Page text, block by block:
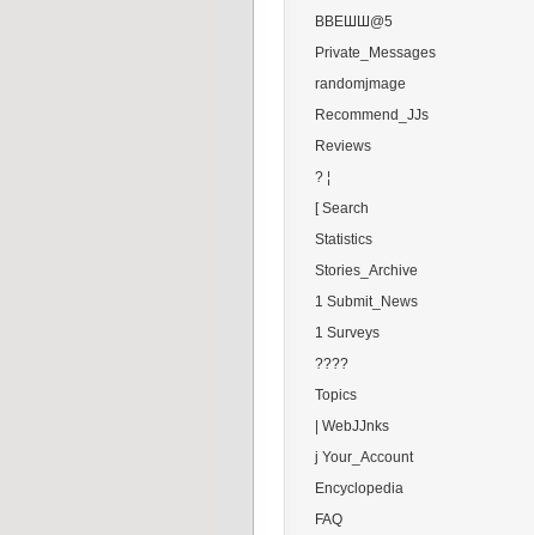
ВВЕШШ@5
Private_Messages
randomjmage
Recommend_JJs
Reviews
? ¦
[ Search
Statistics
Stories_Archive
1 Submit_News
1 Surveys
????
Topics
| WebJJnks
j Your_Account
Encyclopedia
FAQ